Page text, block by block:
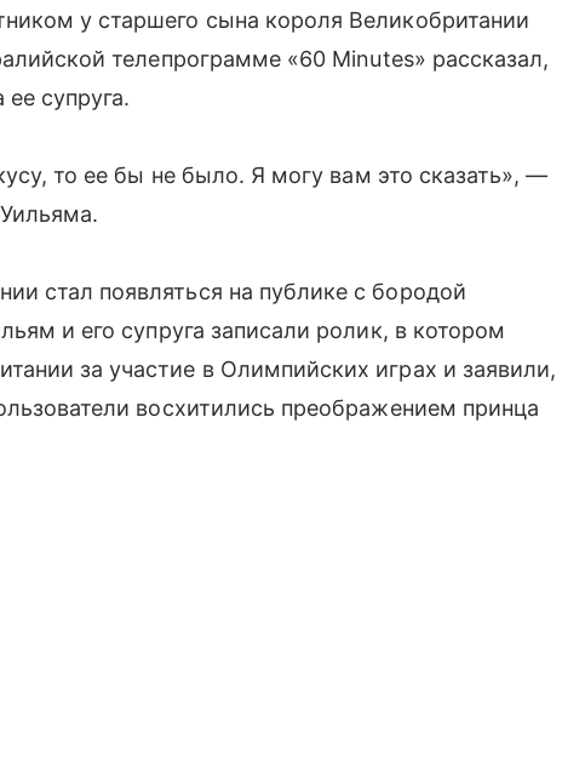
у старшего сына короля Великобритании
телепрограмме «60 Minutes» рассказал,
супруга.
то ее бы не было. Я могу вам это сказать», —
стал появляться на публике с бородой
и его супруга записали ролик, в котором
за участие в Олимпийских играх и заявили,
восхитились преображением принца